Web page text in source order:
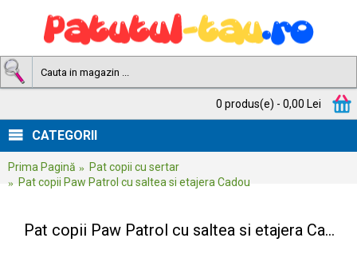
0 produs(e) - 0,00 Lei
CATEGORII
Prima Pagină
Pat copii cu sertar
Pat copii Paw Patrol cu saltea si etajera Cadou
Pat copii Paw Patrol cu saltea si etajera Cadou